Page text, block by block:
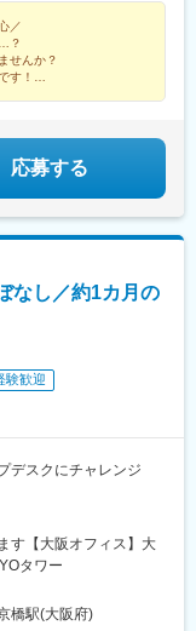
駅、東久留米駅、久
(東京都)、福生駅、町
模原駅、横須賀中央
ケ崎駅、逗子・葉山
、伊勢原駅、海老名駅
葉県)、京成臼井駅、京
八千代緑が丘駅、我孫
北浦和駅、本川越駅、
吉川駅、ふじみ野駅、
駅、涸沼駅、大洗
荒川沖駅、下総神崎
駅、都島駅、野田阪神
大阪上本町駅、芦原
鉄)、桃谷駅、千林大宮
中野駅、西天下茶屋
川駅、栂・美木多駅、
大阪府)、牧落駅、岡町
)、古川橋駅、住道駅、
、高石駅、中埠頭駅、
急線)、逆瀬川駅、川
、鞍馬駅、祇園四条
(京都府)、桃山駅、東
／
？
せんか？
す！
応募する
なし／約1カ月の
験歓迎
デスクにチャレンジ
す【大阪オフィス】大
市中央区城見2-1-61 ツイン21 JYOタワー
橋駅(大阪府)